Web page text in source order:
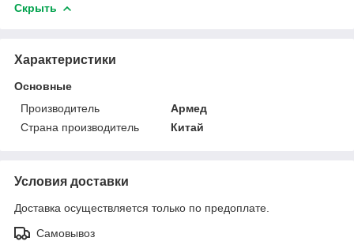
Скрыть
Характеристики
Основные
Производитель
Армед
Страна производитель
Китай
Условия доставки
Доставка осуществляется только по предоплате.
Самовывоз